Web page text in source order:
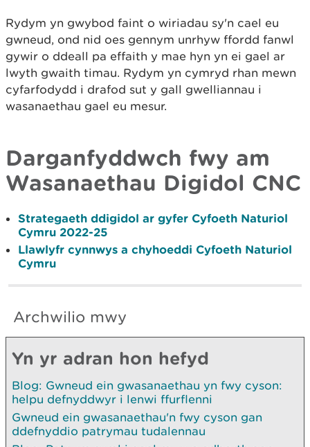
Rydym yn gwybod faint o wiriadau sy'n cael eu
gwneud, ond nid oes gennym unrhyw ffordd fanwl
gywir o ddeall pa effaith y mae hyn yn ei gael ar
lwyth gwaith timau. Rydym yn cymryd rhan mewn
cyfarfodydd i drafod sut y gall gwelliannau i
wasanaethau gael eu mesur.
Darganfyddwch fwy am
Wasanaethau Digidol CNC
Strategaeth ddigidol ar gyfer Cyfoeth Naturiol
Cymru 2022-25
Llawlyfr cynnwys a chyhoeddi Cyfoeth Naturiol
Cymru
Archwilio mwy
Yn yr adran hon hefyd
Blog: Gwneud ein gwasanaethau yn fwy cyson:
helpu defnyddwyr i lenwi ffurflenni
Gwneud ein gwasanaethau'n fwy cyson gan
ddefnyddio patrymau tudalennau